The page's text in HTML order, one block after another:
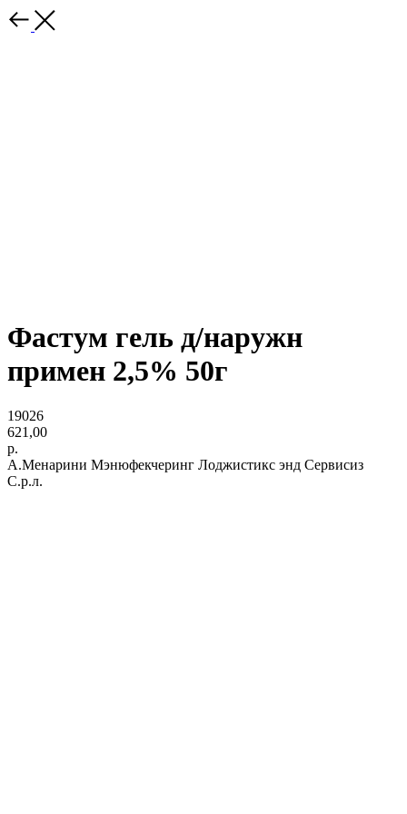
Фастум гель д/наружн
примен 2,5% 50г
19026
621,00
р.
А.Менарини Мэнюфекчеринг Лоджистикс энд Сервисиз
С.р.л.